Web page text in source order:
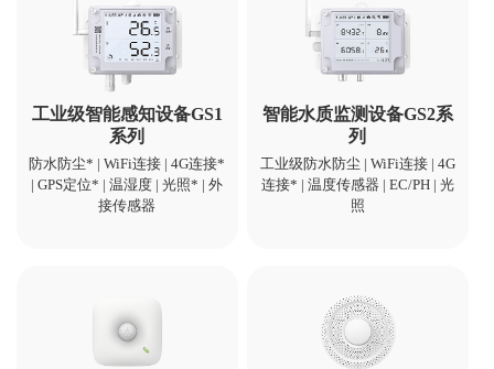
工业级智能感知设备GS1
系列
防水防尘* | WiFi连接 | 4G连接*
| GPS定位* | 温湿度 | 光照* | 外
接传感器
智能水质监测设备GS2系
列
工业级防水防尘 | WiFi连接 | 4G
连接* | 温度传感器 | EC/PH | 光
照